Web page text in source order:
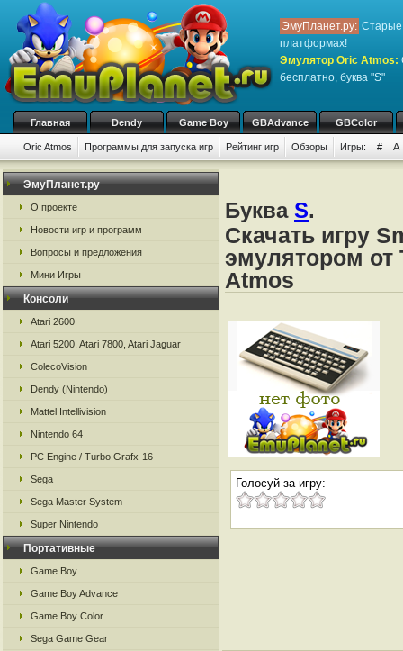
ЭмуПланет.ру: Старые
платформах!
Эмулятор Oric Atmos:
бесплатно, буква "S"
Главная Dendy Game Boy GBAdvance GBColor
Oric Atmos Программы для запуска игр Рейтинг игр Обзоры Игры: # A
ЭмуПланет.ру
О проекте
Новости игр и программ
Вопросы и предложения
Мини Игры
Консоли
Atari 2600
Atari 5200, Atari 7800, Atari Jaguar
ColecoVision
Dendy (Nintendo)
Mattel Intellivision
Nintendo 64
PC Engine / Turbo Grafx-16
Sega
Sega Master System
Super Nintendo
Портативные
Game Boy
Game Boy Advance
Game Boy Color
Sega Game Gear
Буква S.
Скачать игру
эмулятором от
Atmos
Голосуй за игру: